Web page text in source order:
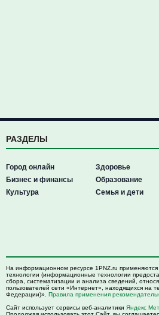
РАЗДЕЛЫ
Город онлайн
Бизнес и финансы
Культура
Здоровье
Образование
Семья и дети
На информационном ресурсе 1PNZ.ru
технологии (информационные технологии
сбора, систематизации и анализа сведений,
пользователей сети «Интернет», находящихся на
Федерации)». Правила применения
Сайт использует сервисы веб-аналитики Яндекс